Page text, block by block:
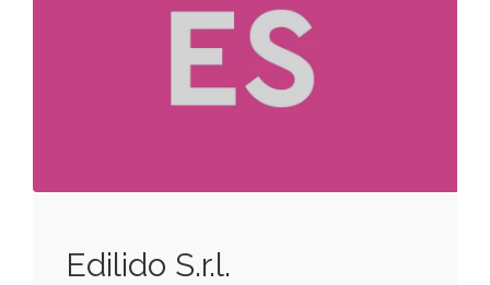
Edilido S.r.l.